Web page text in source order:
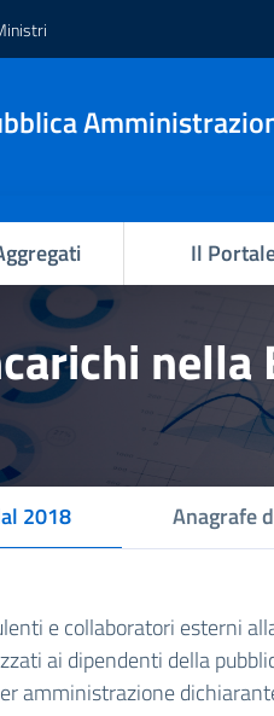
Il
2018 Anagrafe
e collaboratori esterni
ai dipendenti della
amministrazione